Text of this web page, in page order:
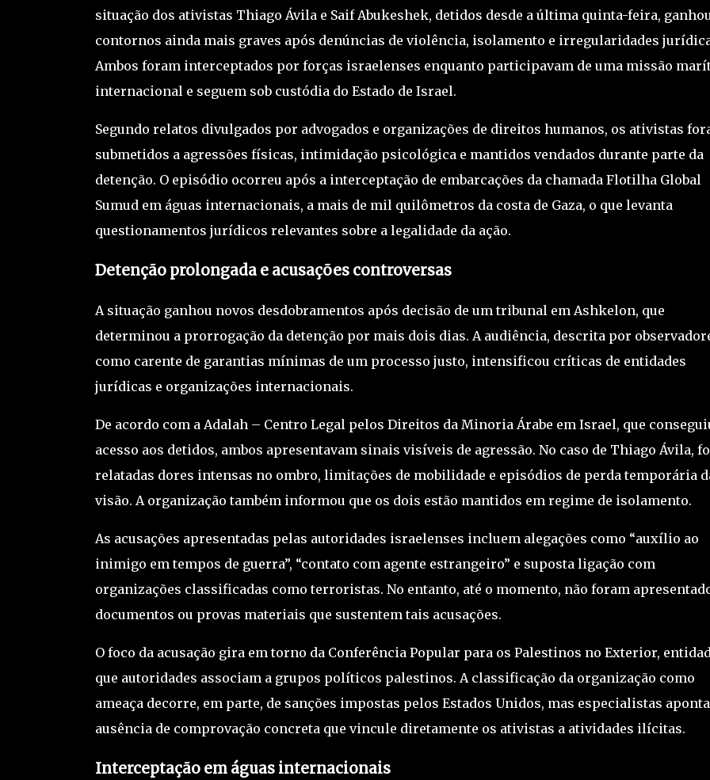
situação dos ativistas Thiago Ávilae Saif Abukeshek, detidos desde a última quinta-feira,
contornos ainda mais graves após denúncias de violência, isolamento e irregularidades
Ambos foram interceptados por forças israelenses enquanto participavam de uma missão
internacional e seguem sob custódia do Estado de Israel.
Segundo relatos divulgados por advogados e organizações de direitos humanos, os ativistas
submetidos a agressões físicas, intimidação psicológica e mantidos vendados durante parte da
detenção. O episódio ocorreu após a interceptação de embarcações da chamada Flotilha Global
Sumud em águas internacionais, a mais de mil quilômetros da costa de Gaza, o que levanta
questionamentos jurídicos relevantes sobre a legalidade da ação.
Detenção prolongada e acusações controversas
A situação ganhou novos desdobramentos após decisão de um tribunal em Ashkelon, que
determinou a prorrogação da detenção por mais dois dias. A audiência, descrita por
como carente de garantias mínimas de um processo justo, intensificou críticas de entidades
jurídicas e organizações internacionais.
De acordo com a Adalah – Centro Legal pelos Direitos da Minoria Árabe em Israel, que
acesso aos detidos, ambos apresentavam sinais visíveis de agressão. No caso de Thiago Ávila,
relatadas dores intensas no ombro, limitações de mobilidade e episódios de perda temporária
visão. A organização também informou que os dois estão mantidos em regime de isolamento.
As acusações apresentadas pelas autoridades israelenses incluem alegações como “auxílio ao
inimigo em tempos de guerra”, “contato com agente estrangeiro” e suposta ligação com
organizações classificadas como terroristas. No entanto, até o momento, não foram
documentos ou provas materiais que sustentem tais acusações.
O foco da acusação gira em torno da Conferência Popular para os Palestinos no Exterior,
que autoridades associam a grupos políticos palestinos. A classificação da organização como
ameaça decorre, em parte, de sanções impostas pelos Estados Unidos, mas especialistas
ausência de comprovação concreta que vincule diretamente os ativistas a atividades ilícitas.
Interceptação em águas internacionais